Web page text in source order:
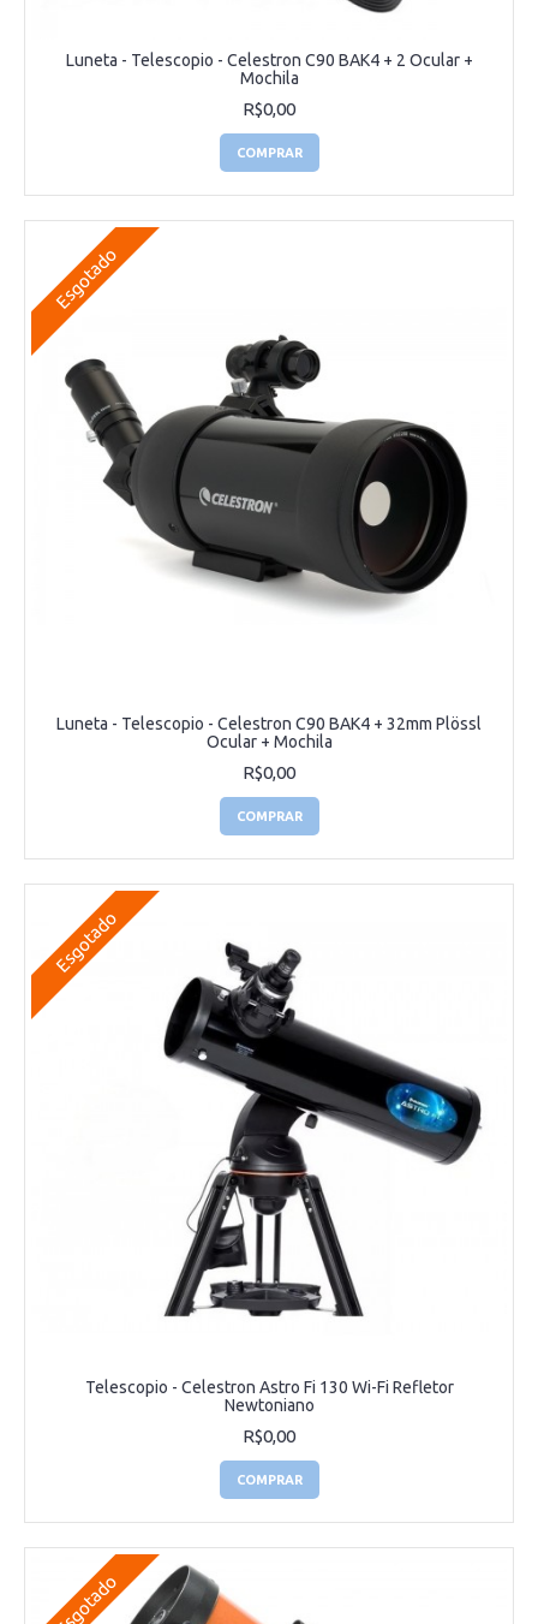
Luneta - Telescopio - Celestron C90 BAK4 + 2 Ocular +
Mochila
R$0,00
COMPRAR
Esgotado
Luneta - Telescopio - Celestron C90 BAK4 + 32mm Plössl
Ocular + Mochila
R$0,00
COMPRAR
Esgotado
Telescopio - Celestron Astro Fi 130 Wi-Fi Refletor
Newtoniano
R$0,00
COMPRAR
Esgotado